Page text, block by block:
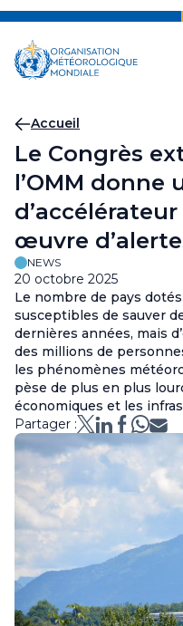
Skip
main
content
Fil
d'Ariane
Accueil
Le Congrès
l’OMM donne
œuvre
NEWS
20 octobre 2025
Le nombre de pays
susceptibles de sauver
dernières années, mais
des millions de
les phénomènes
pèse de plus en plus
économiques et les
Partager :